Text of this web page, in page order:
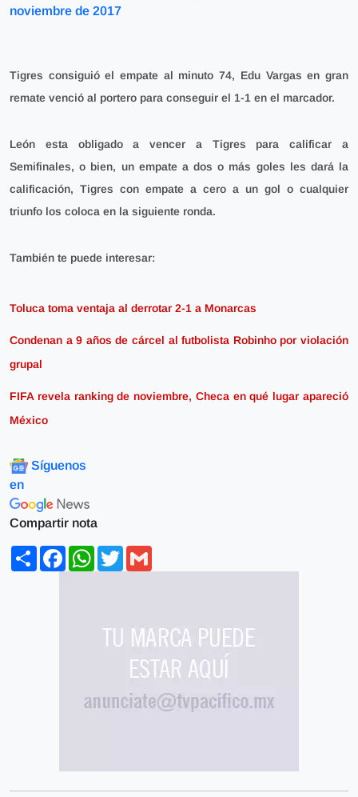
noviembre de 2017
Tigres consiguió el empate al minuto 74, Edu Vargas en gran
remate venció al portero para conseguir el 1-1 en el marcador.
León esta obligado a vencer a Tigres para calificar a
Semifinales, o bien, un empate a dos o más goles les dará la
calificación, Tigres con empate a cero a un gol o cualquier
triunfo los coloca en la siguiente ronda.
También te puede interesar:
Toluca toma ventaja al derrotar 2-1 a Monarcas
Condenan a 9 años de cárcel al futbolista Robinho por violación
grupal
FIFA revela ranking de noviembre, Checa en qué lugar apareció
México
Síguenos
en
Compartir nota
ShareFacebookWhatsApp
Twitter